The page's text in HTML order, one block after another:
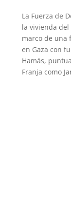
La Fuerza de
la vivienda del
marco de una
en Gaza con
Hamás,
Franja como